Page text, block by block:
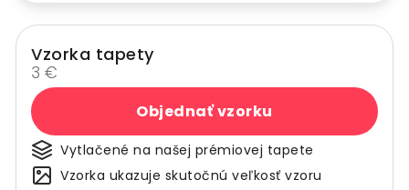
Vzorka tapety
3 €
Objednať vzorku
Vytlačené na našej prémiovej tapete
Vzorka ukazuje skutočnú veľkosť vzoru